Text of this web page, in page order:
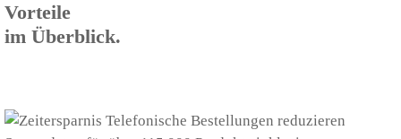
Vorteile
im Überblick.